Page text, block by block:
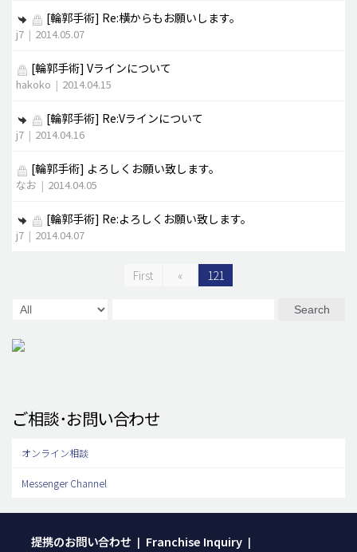
[輪郭手術] Re:横からもお願いします。
j7 | 2014.05.07
[輪郭手術] Vラインについて
hakoko | 2014.04.15
[輪郭手術] Re:Vラインについて
j7 | 2014.04.16
[輪郭手術] よろしくお願い致します。
なお | 2014.04.05
[輪郭手術] Re:よろしくお願い致します。
j7 | 2014.04.07
First « 121
Search
ご相談･お問い合わせ
オンライン相談
Messenger Channel
提携のお問い合わせ | Franchise Inquiry |